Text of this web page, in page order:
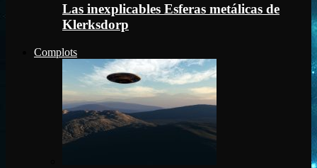
Las inexplicables Esferas metálicas de
Klerksdorp
Complots